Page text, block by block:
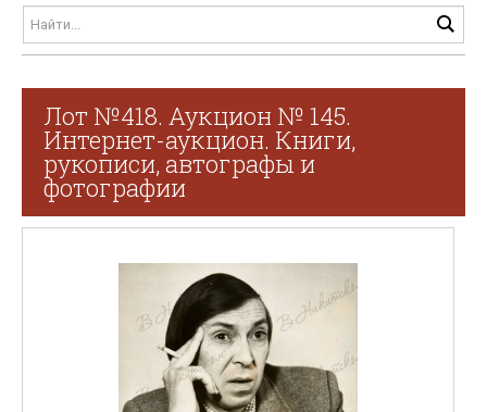
Лот №418. Аукцион № 145.
Интернет-аукцион. Книги,
рукописи, автографы и
фотографии